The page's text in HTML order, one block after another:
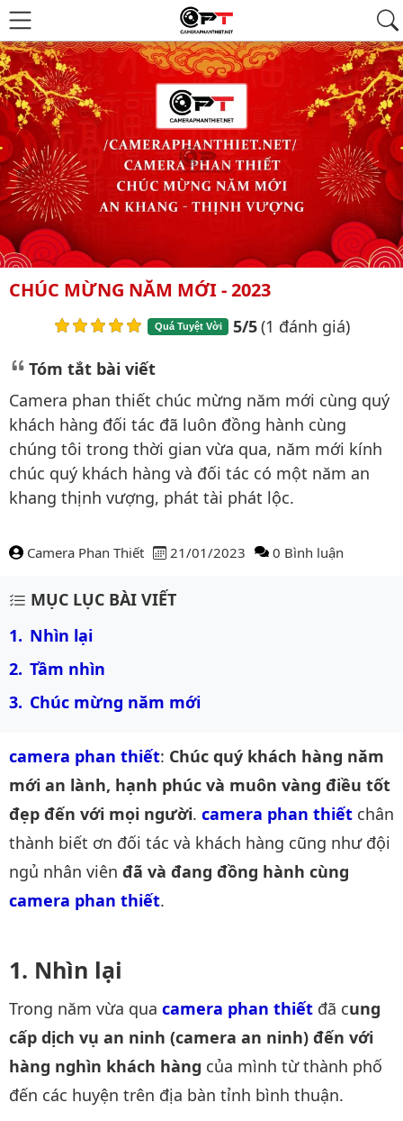
CHÚC MỪNG NĂM MỚI - 2023
Quá Tuyệt Vời 5/5(1 đánh giá)
Tóm tắt bài viết
Camera phan thiết chúc mừng năm mới cùng quý
khách hàng đối tác đã luôn đồng hành cùng
chúng tôi trong thời gian vừa qua, năm mới kính
chúc quý khách hàng và đối tác có một năm an
khang thịnh vượng, phát tài phát lộc.
Camera Phan Thiết 21/01/2023 0 Bình luận
Nội dung bài viết
MỤC LỤC BÀI VIẾT
Nhìn lại
Tầm nhìn
Chúc mừng năm mới
camera phan thiết: Chúc quý khách hàng năm
mới an lành, hạnh phúc và muôn vàng điều tốt
đẹp đến với mọi người. camera phan thiết chân
thành biết ơn đối tác và khách hàng cũng như đội
ngủ nhân viên đã và đang đồng hành cùng
camera phan thiết.
Nhìn lại
Trong năm vừa qua camera phan thiết đã cung
cấp dịch vụ an ninh (camera an ninh) đến với
hàng nghìn khách hàng của mình từ thành phố
đến các huyện trên địa bàn tỉnh bình thuận.